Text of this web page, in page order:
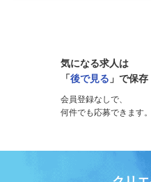
気になる求人は
「後で見る 」で保存
会員登録なしで、
何件でも応募できます。